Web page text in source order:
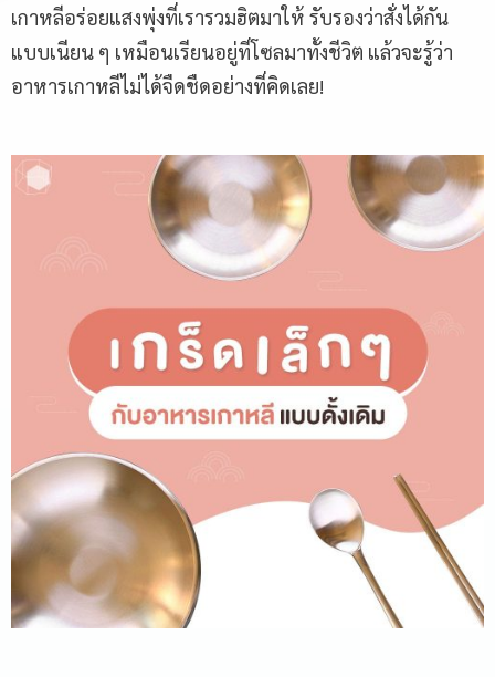
เกาหลีอร่อยแสงพุ่งที่เรารวมฮิตมาให้ รับรองว่าสั่งได้กัน
แบบเนียน ๆ เหมือนเรียนอยู่ที่โซลมาทั้งชีวิต แล้วจะรู้ว่า
อาหารเกาหลีไม่ได้จืดชืดอย่างที่คิดเลย!